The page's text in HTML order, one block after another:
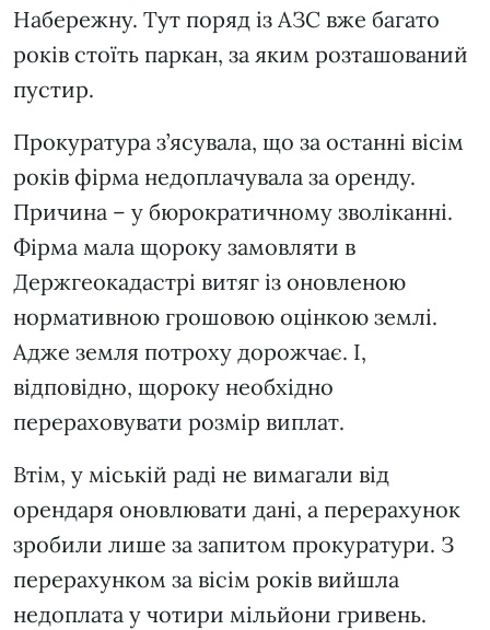
Набережну. Тут поряд із АЗС вже багато
років стоїть паркан, за яким розташований
пустир.
Прокуратура з’ясувала, що за останні вісім
років фірма недоплачувала за оренду.
Причина – у бюрократичному зволіканні.
Фірма мала щороку замовляти в
Держгеокадастрі витяг із оновленою
нормативною грошовою оцінкою землі.
Адже земля потроху дорожчає. І,
відповідно, щороку необхідно
перераховувати розмір виплат.
Втім, у міській раді не вимагали від
орендаря оновлювати дані, а перерахунок
зробили лише за запитом прокуратури. З
перерахунком за вісім років вийшла
недоплата у чотири мільйони гривень.